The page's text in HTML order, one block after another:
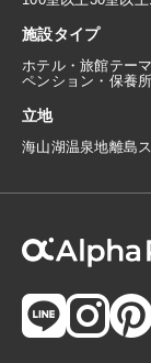
施設タイプ
ホテル・旅館テー
ペンション・保養所
立地
海山湖温泉地離島